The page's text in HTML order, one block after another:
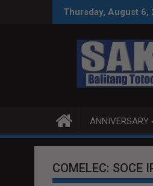
Thursday, August 6,
TALKS MAS PRODUKTIBO
ANNIVERSARY
COMELEC: SOCE